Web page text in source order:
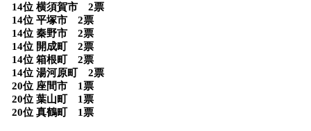
14位 横須賀市 2票
14位 平塚市 2票
14位 秦野市 2票
14位 開成町 2票
14位 箱根町 2票
14位 湯河原町 2票
20位 座間市 1票
20位 葉山町 1票
20位 真鶴町 1票